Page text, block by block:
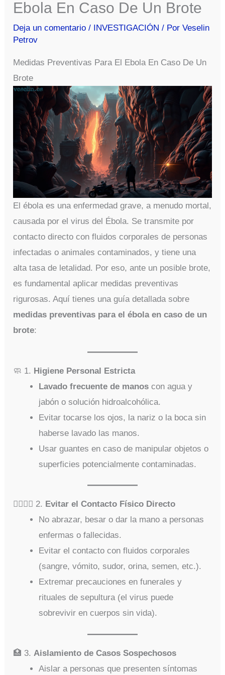
Ebola En Caso De Un Brote
Deja un comentario / INVESTIGACIÓN / PorVeselin
Petrov
Medidas Preventivas Para El Ebola En Caso De Un
Brote
El ébola es una enfermedad grave, a menudo mortal,
causada por el virus del Ébola. Se transmite por
contacto directo con fluidos corporales de personas
infectadas o animales contaminados, y tiene una
alta tasa de letalidad. Por eso, ante un posible brote,
es fundamental aplicar medidas preventivas
rigurosas. Aquí tienes una guía detallada sobre
medidas preventivas para el ébola en caso de un
brote:
🧼 1. Higiene Personal Estricta
Lavado frecuente de manos con agua y
jabón o solución hidroalcohólica.
Evitar tocarse los ojos, la nariz o la boca sin
haberse lavado las manos.
Usar guantes en caso de manipular objetos o
superficies potencialmente contaminadas.
🧍‍♂️🧍‍♀️ 2. Evitar el Contacto Físico Directo
No abrazar, besar o dar la mano a personas
enfermas o fallecidas.
Evitar el contacto con fluidos corporales
(sangre, vómito, sudor, orina, semen, etc.).
Extremar precauciones en funerales y
rituales de sepultura (el virus puede
sobrevivir en cuerpos sin vida).
🏥 3. Aislamiento de Casos Sospechosos
Aislar a personas que presenten síntomas